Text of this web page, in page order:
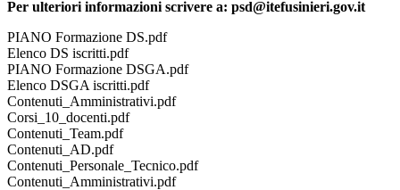
Per ulteriori informazioni scrivere a: psd@itefusinieri.gov.it
PIANO Formazione DS.pdf
Elenco DS iscritti.pdf
PIANO Formazione DSGA.pdf
Elenco DSGA iscritti.pdf
Contenuti_Amministrativi.pdf
Corsi_10_docenti.pdf
Contenuti_Team.pdf
Contenuti_AD.pdf
Contenuti_Personale_Tecnico.pdf
Contenuti_Amministrativi.pdf